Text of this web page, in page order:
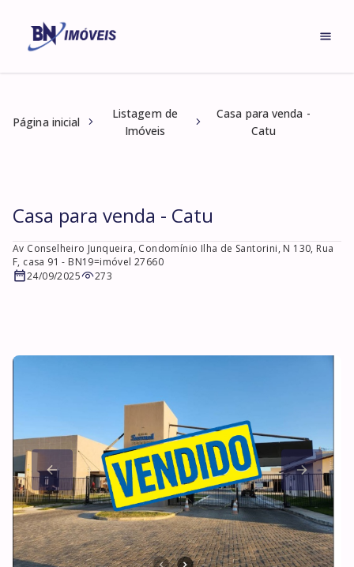
Página inicial
Listagem de
Imóveis
Casa para venda -
Catu
Casa para venda - Catu
Av Conselheiro Junqueira, Condomínio Ilha de Santorini, N 130, Rua
F, casa 91 - BN19=imóvel 27660
24/09/2025
273